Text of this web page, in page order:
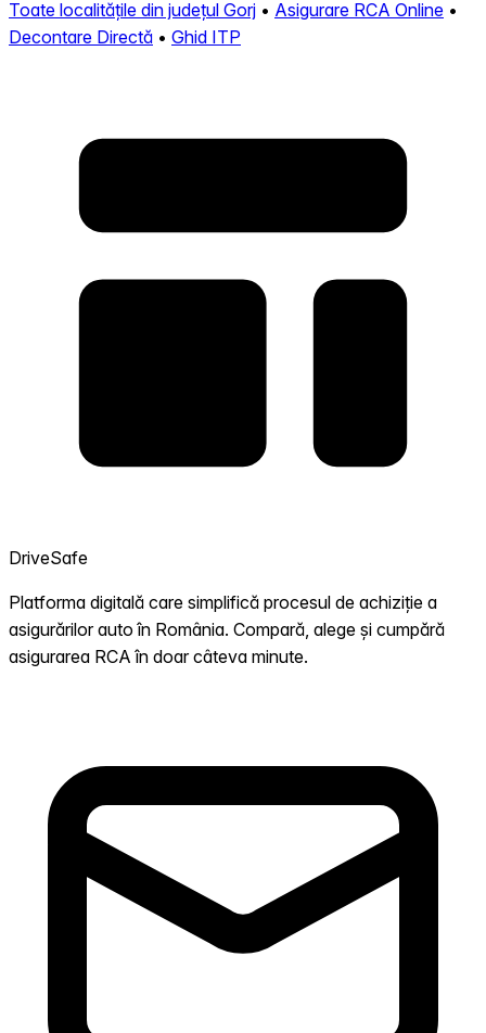
Toate localitățile din județul Gorj • Asigurare RCA Online •
Decontare Directă • Ghid ITP
DriveSafe
Platforma digitală care simplifică procesul de achiziție a
asigurărilor auto în România. Compară, alege și cumpără
asigurarea RCA în doar câteva minute.